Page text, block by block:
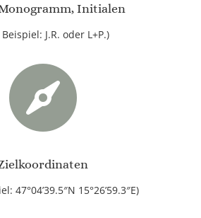
Initialen
J.R. oder L+P.)

47°04’39.5″N 15°26’59.3″E)